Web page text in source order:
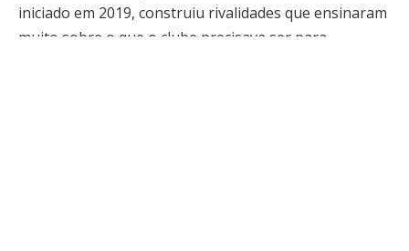
iniciado em 2019, construiu rivalidades que ensinaram
muito sobre o que o clube precisava ser para